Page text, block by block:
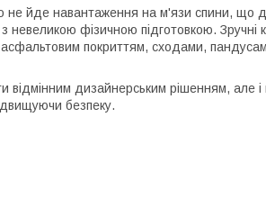
не йде навантаження на м'язи спини, що
невеликою фізичною підготовкою.
асфальтовим покриттям, сходами,
відмінним дизайнерським рішенням, але і
безпеку.